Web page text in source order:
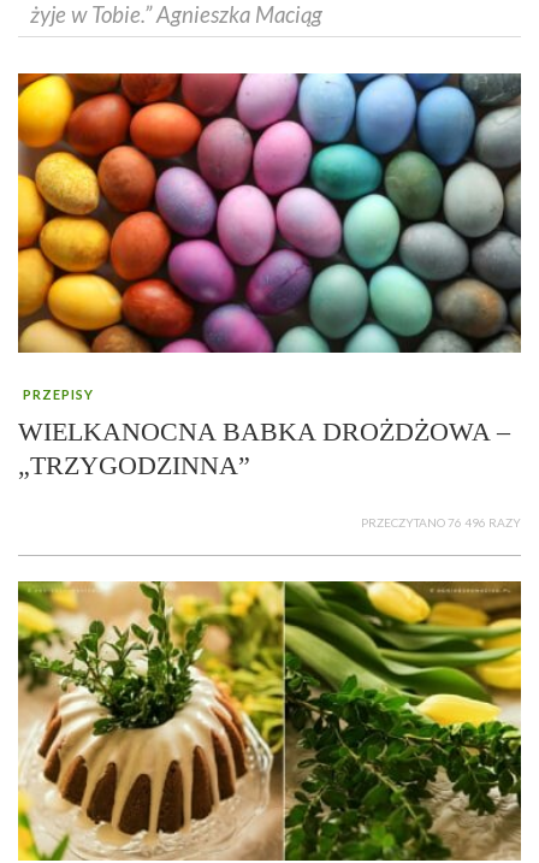
żyje w Tobie.” Agnieszka Maciąg
PRZEPISY
WIELKANOCNA BABKA DROŻDŻOWA –
„TRZYGODZINNA”
PRZECZYTANO 76 496 RAZY